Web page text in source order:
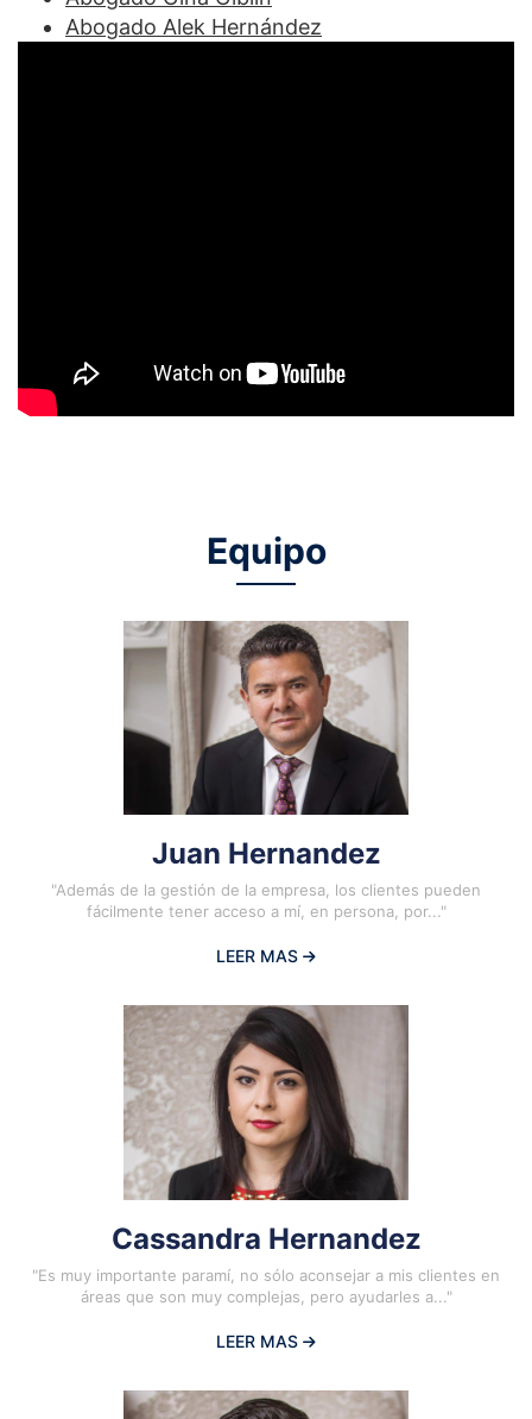
Abogado Alek Hernández
Equipo
Juan Hernandez
"Además de la gestión de la empresa, los clientes pueden
fácilmente tener acceso a mí, en persona, por..."
LEER MAS
Cassandra Hernandez
"Es muy importante paramí, no sólo aconsejar a mis clientes en
áreas que son muy complejas, pero ayudarles a..."
LEER MAS